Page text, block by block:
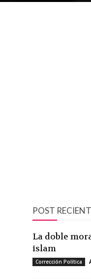
POST
La doble
islam
Corrección Política